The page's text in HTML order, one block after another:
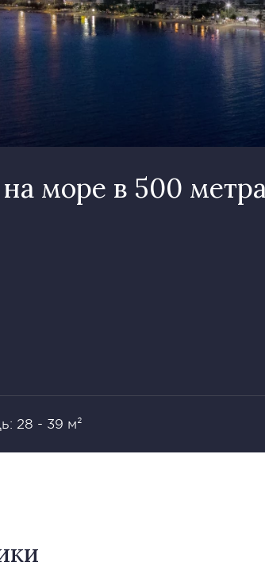
море в 500
28 - 39 м²